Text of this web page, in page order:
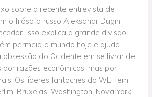
sobre a recente entrevista de
o filósofo russo Aleksandr Dugin
Isso explica a grande divisão
permeia o mundo hoje e ajuda
obsessão do Ocidente em se livrar de
por razões econômicas, mas por
Os líderes fantoches do WEF em
Bruxelas, Washington, Nova York